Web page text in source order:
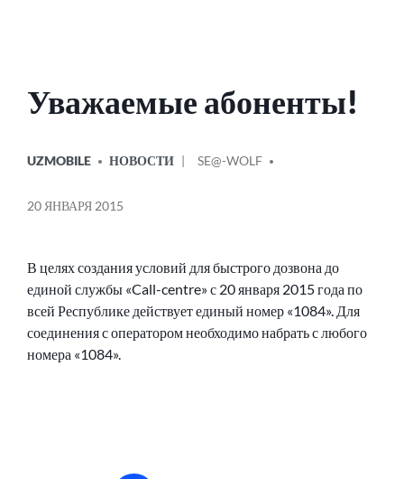
Уважаемые абоненты!
В
UZMOBILE НОВОСТИ
ОТ
SE@-WOLF
20 ЯНВАРЯ 2015
В целях создания условий для быстрого дозвона до
единой службы «Call-centre» с 20 января 2015 года по
всей Республике действует единый номер «1084». Для
соединения с оператором необходимо набрать с любого
номера «1084».